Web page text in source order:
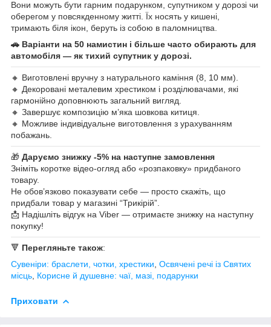
Вони можуть бути гарним подарунком, супутником у дорозі чи
оберегом у повсякденному житті. Їх носять у кишені,
тримають біля ікон, беруть із собою в паломництва.
🚗 Варіанти на 50 намистин і більше часто обирають для
автомобіля — як тихий супутник у дорозі.
🔸 Виготовлені вручну з натурального каміння (8, 10 мм).
🔸 Декоровані металевим хрестиком і розділювачами, які
гармонійно доповнюють загальний вигляд.
🔸 Завершує композицію м’яка шовкова китиця.
🔸 Можливе індивідуальне виготовлення з урахуванням
побажань.
🎁 Даруємо знижку -5% на наступне замовлення
Зніміть коротке відео-огляд або «розпаковку» придбаного
товару.
Не обов’язково показувати себе — просто скажіть, що
придбали товар у магазині “Трикірій”.
📩 Надішліть відгук на Viber — отримаєте знижку на наступну
покупку!
🔻 Перегляньте також:
Сувеніри: браслети, чотки, хрестики Освячені речі із Святих
місць Корисне й душевне: чаї, мазі, подарунки
Приховати